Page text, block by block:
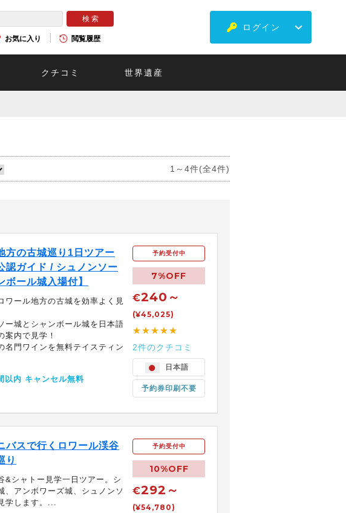
お気に入り 閲覧履歴
ログイン
クチコミ 世界遺産
1～4件(全4件)
方の古城巡り1日ツアー
認ガイド / シュノンソー
ボール城入場付】
ワール地方の古城を効率よく見
ー城とシャンボール城を日本語
案内で見学！
名門ワインを無料テイスティン
以内 キャンセル無料
予約受付中
7%OFF
€240～
(¥45,025)
★★★★★
2件のクチコミ
日本語
予約券印刷不要
バスで行くロワール渓谷
り
&シャトー見学一日ツアー。シ
、アンボワーズ城、シュノンソ
学します。...
予約受付中
10%OFF
€292～
(¥54,780)